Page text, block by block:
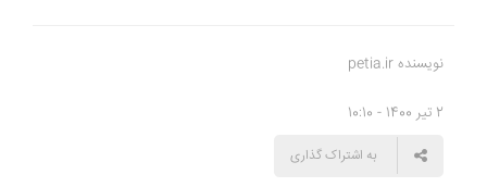
نویسنده petia.ir
2 تیر 1400 - 10:10
به اشتراک گذاری